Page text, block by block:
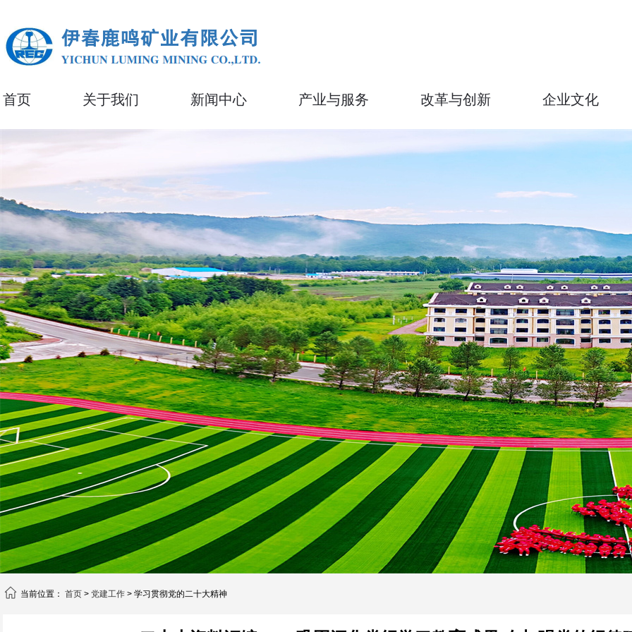
首页 关于我们 新闻中心 产业与服务 改革与创新 企业文化
当前位置： 首页 > 党建工作 > 学习贯彻党的二十大精神